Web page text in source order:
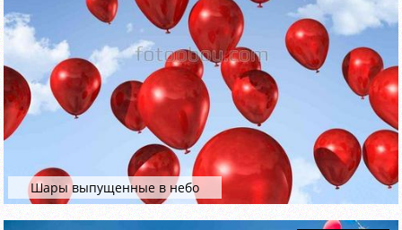
Шары выпущенные в небо